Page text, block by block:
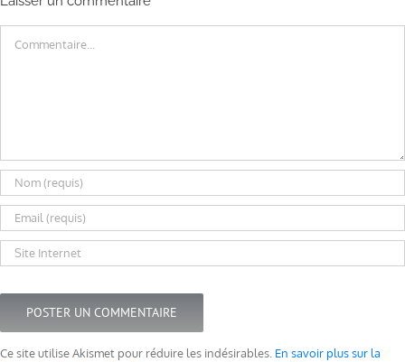
Ce site utilise Akismet pour réduire les indésirables. En savoir plus sur la